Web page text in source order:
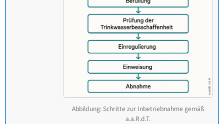
Abbildung: Schritte zur Inbetriebnahme gemäß
a.a.R.d.T.